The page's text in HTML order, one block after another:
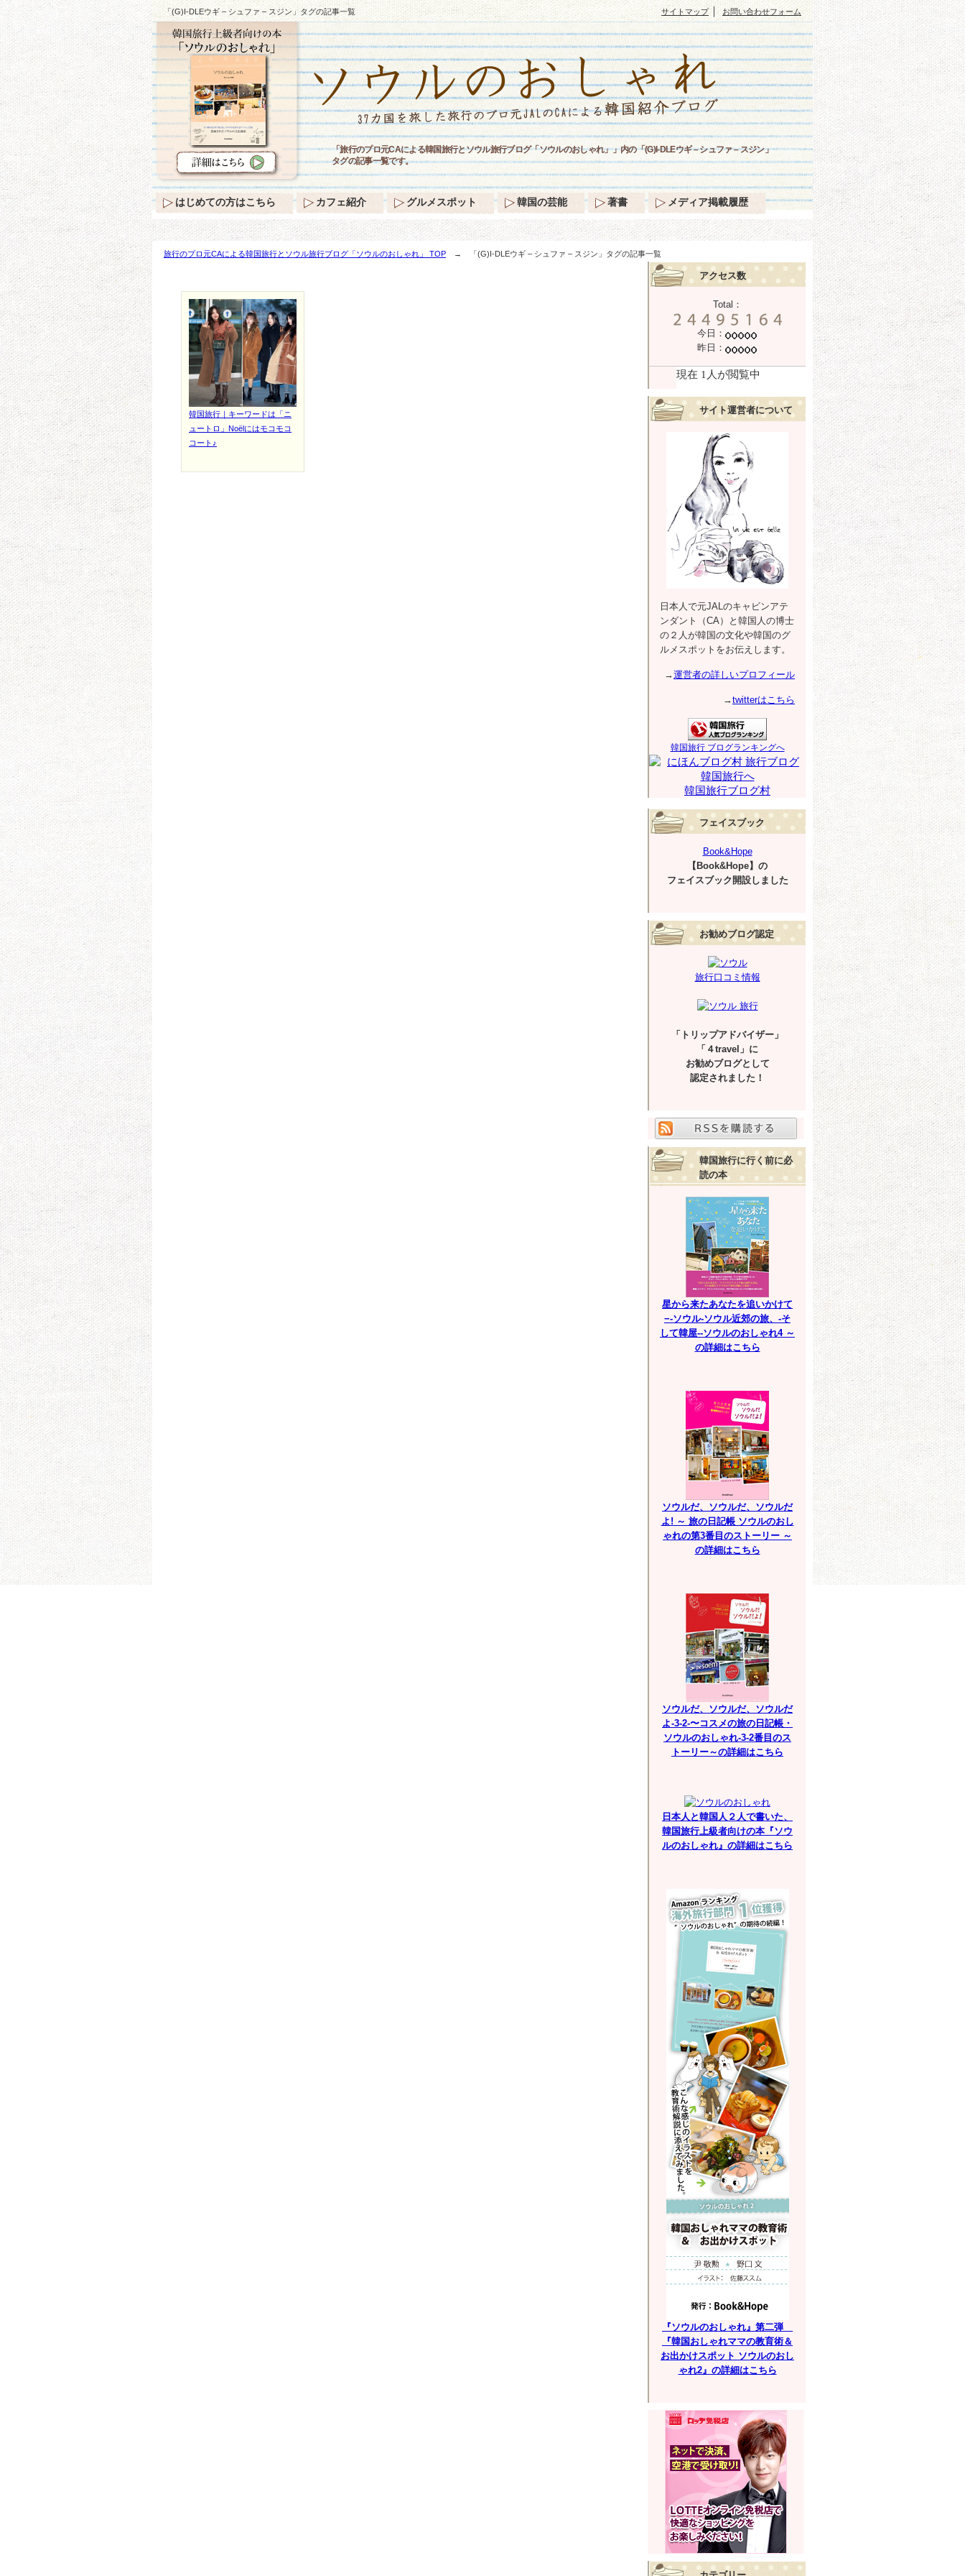
「(G)I-DLEウギ – シュファ – スジン」タグの記事一覧
旅行のプロ元CAによる韓国旅行とソウル旅行ブログ「ソウルのおしゃれ」 TOP → 「(G)I-DLEウギ – シュファ – スジン」タグの記事一覧
韓国旅行｜キーワードは「ニ
ュートロ」Noëlにはモコモコ
コート♪
アクセス数
Total：
今日：
昨日：
サイト運営者について
日本人で元JALのキャビンアテ
ンダント（CA）と韓国人の博士
の２人が韓国の文化や韓国のグ
ルメスポットをお伝えします。
→運営者の詳しいプロフィール
→twitterはこちら
韓国旅行 ブログランキングへ
韓国旅行ブログ村
フェイスブック
Book&Hope
【Book&Hope】の
フェイスブック開設しました
お勧めブログ認定
旅行口コミ情報
「トリップアドバイザー」
「４travel」に
お勧めブログとして
認定されました！
韓国旅行に行く前に必
読の本
星から来たあなたを追いかけて
−-ソウル-ソウル近郊の旅、-そ
して韓屋--ソウルのおしゃれ4 ～
の詳細はこちら
ソウルだ、ソウルだ、ソウルだ
よ! ～ 旅の日記帳 ソウルのおし
ゃれの第3番目のストーリー ～
の詳細はこちら
ソウルだ、ソウルだ、ソウルだ
よ-3-2-〜コスメの旅の日記帳・
ソウルのおしゃれ-3-2番目のス
トーリー～の詳細はこちら
日本人と韓国人２人で書いた、
韓国旅行上級者向けの本『ソウ
ルのおしゃれ』の詳細はこちら
『ソウルのおしゃれ』第二弾
『韓国おしゃれママの教育術＆
お出かけスポット ソウルのおし
ゃれ2』の詳細はこちら
「旅行のプロ元CAによる韓国旅行とソウル旅行ブログ「ソウルのおしゃれ」」内の「(G)I-DLEウギ – シュファ – スジン」
タグの記事一覧です。
サイトマップ｜ お問い合わせフォーム
はじめての方はこちら カフェ紹介 グルメスポット 韓国の芸能 著書 メディア掲載履歴